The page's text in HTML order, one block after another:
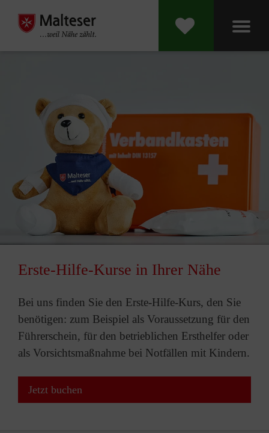
Erste-Hilfe-Kurse in Ihrer Nähe
Bei uns finden Sie den Erste-Hilfe-Kurs, den Sie
benötigen: zum Beispiel als Voraussetzung für den
Führerschein, für den betrieblichen Ersthelfer oder
als Vorsichtsmaßnahme bei Notfällen mit Kindern.
Jetzt buchen